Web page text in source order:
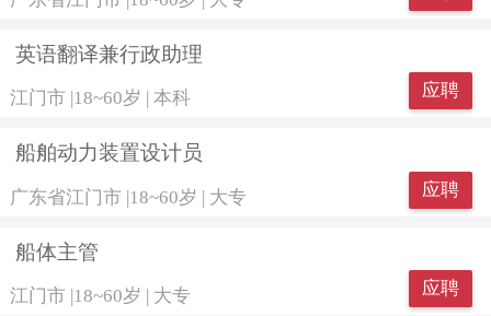
英语翻译兼行政助理
江门市 18~60岁 本科 应聘
船舶动力装置设计员
广东省江门市 |18~60岁 | 大专 应聘
船体主管
江门市 |18~60岁 | 大专 应聘